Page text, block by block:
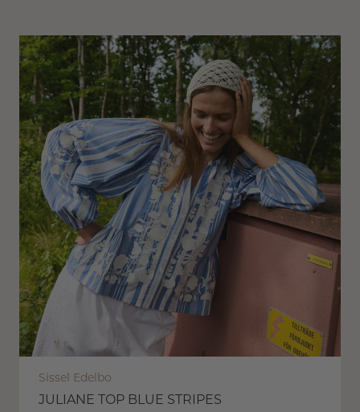
Sissel Edelbo
JULIANE TOP BLUE STRIPES